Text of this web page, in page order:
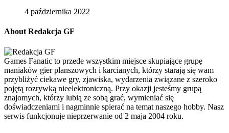
4 października 2022
About Redakcja GF
Games Fanatic to przede wszystkim miejsce skupiające grupę
maniaków gier planszowych i karcianych, którzy starają się wam
przybliżyć ciekawe gry, zjawiska, wydarzenia związane z szeroko
pojętą rozrywką nieelektroniczną. Przy okazji jesteśmy grupą
znajomych, którzy lubią ze sobą grać, wymieniać się
doświadczeniami i nagminnie spierać na temat naszego hobby. Nasz
serwis funkcjonuje nieprzerwanie od 2 maja 2004 roku.